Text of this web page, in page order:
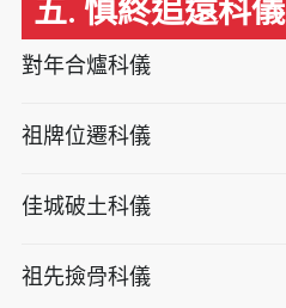
五. 慎終追遠科儀
對年合爐科儀
祖牌位遷科儀
佳城破土科儀
祖先撿骨科儀